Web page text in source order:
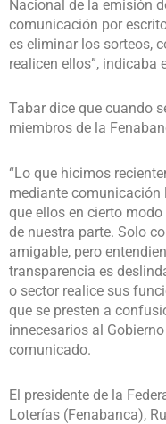
Nacional de la emisión
comunicación por
es eliminar los sorteos,
realicen ellos”, indicaba
Tabar dice que cuando
miembros de la
“Lo que hicimos
mediante comunicación
que ellos en cierto
de nuestra parte. Solo
amigable, pero
transparencia es
o sector realice sus
que se presten a
innecesarios al
comunicado.
El presidente de la
Loterías (Fenabanca),